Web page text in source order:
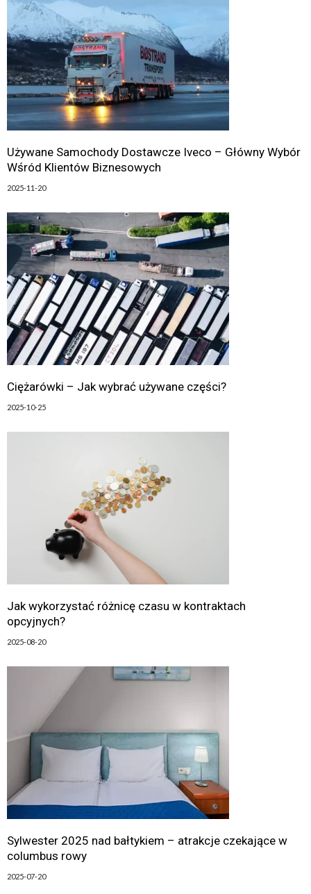
Używane Samochody Dostawcze Iveco – Główny Wybór
Wśród Klientów Biznesowych
2025-11-20
Ciężarówki – Jak wybrać używane części?
2025-10-25
Jak wykorzystać różnicę czasu w kontraktach
opcyjnych?
2025-08-20
Sylwester 2025 nad bałtykiem – atrakcje czekające w
columbus rowy
2025-07-20